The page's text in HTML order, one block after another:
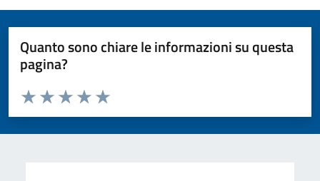
Quanto sono chiare le informazioni su questa
pagina?
Valuta da 1 a 5 stelle la pagina
Valuta 5 stelle su 5
Valuta 4 stelle su 5
Valuta 3 stelle su 5
Valuta 2 stelle su 5
Valuta 1 stelle su 5